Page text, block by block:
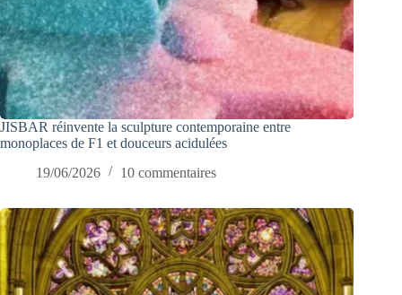
JISBAR réinvente la sculpture contemporaine entre
monoplaces de F1 et douceurs acidulées
19/06/2026
10 commentaires